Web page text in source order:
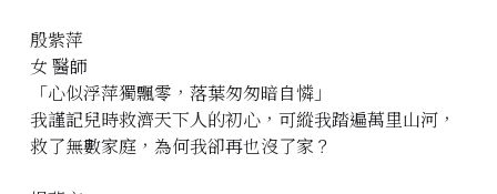
殷紫萍
女 醫師
「心似浮萍獨飄零，落葉匆匆暗自憐」
我謹記兒時救濟天下人的初心，可縱我踏遍萬里山河，
救了無數家庭，為何我卻再也沒了家？